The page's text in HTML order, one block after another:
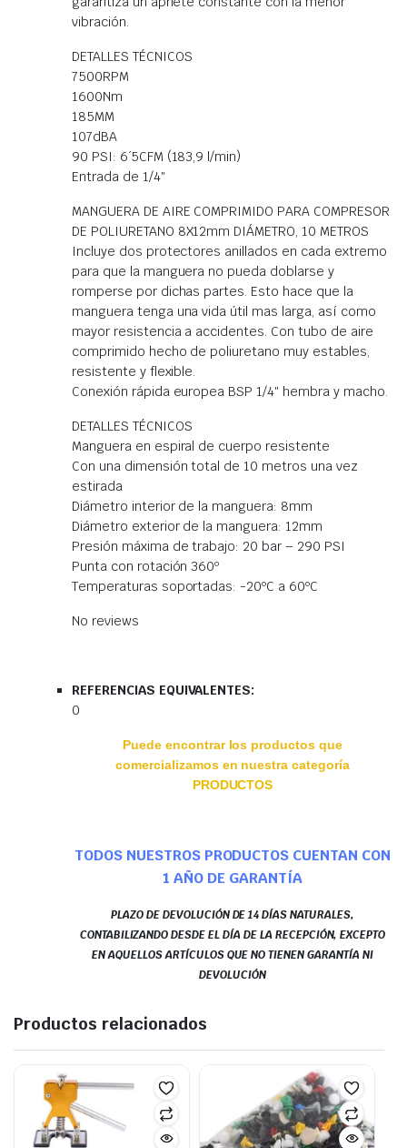
vibración.
DETALLES TÉCNICOS
7500RPM
1600Nm
185MM
107dBA
90 PSI: 6´5CFM (183,9 l/min)
Entrada de 1/4″
MANGUERA DE AIRE COMPRIMIDO PARA COMPRESOR
DE POLIURETANO 8X12mm DIÁMETRO, 10 METROS
Incluye dos protectores anillados en cada extremo
para que la manguera no pueda doblarse y
romperse por dichas partes. Esto hace que la
manguera tenga una vida útil mas larga, así como
mayor resistencia a accidentes. Con tubo de aire
comprimido hecho de poliuretano muy estables,
resistente y flexible.
Conexión rápida europea BSP 1/4″ hembra y macho.
DETALLES TÉCNICOS
Manguera en espiral de cuerpo resistente
Con una dimensión total de 10 metros una vez
estirada
Diámetro interior de la manguera: 8mm
Diámetro exterior de la manguera: 12mm
Presión máxima de trabajo: 20 bar – 290 PSI
Punta con rotación 360º
Temperaturas soportadas: -20ºC a 60ºC
No reviews
REFERENCIAS EQUIVALENTES:
0
Puede encontrar los productos que
comercializamos en nuestra categoría
PRODUCTOS
TODOS NUESTROS PRODUCTOS CUENTAN CON
1 AÑO DE GARANTÍA
PLAZO DE DEVOLUCIÓN DE 14 DÍAS NATURALES,
CONTABILIZANDO DESDE EL DÍA DE LA RECEPCIÓN, EXCEPTO
EN AQUELLOS ARTÍCULOS QUE NO TIENEN GARANTÍA NI
DEVOLUCIÓN
Productos relacionados